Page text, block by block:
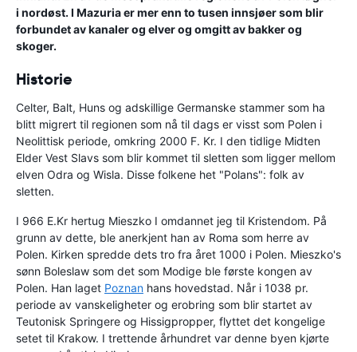
i nordøst. I Mazuria er mer enn to tusen innsjøer som blir
forbundet av kanaler og elver og omgitt av bakker og
skoger.
Historie
Celter, Balt, Huns og adskillige Germanske stammer som ha
blitt migrert til regionen som nå til dags er visst som Polen i
Neolittisk periode, omkring 2000 F. Kr. I den tidlige Midten
Elder Vest Slavs som blir kommet til sletten som ligger mellom
elven Odra og Wisla. Disse folkene het "Polans": folk av
sletten.
I 966 E.Kr hertug Mieszko I omdannet jeg til Kristendom. På
grunn av dette, ble anerkjent han av Roma som herre av
Polen. Kirken spredde dets tro fra året 1000 i Polen. Mieszko's
sønn Boleslaw som det som Modige ble første kongen av
Polen. Han laget Poznan hans hovedstad. Når i 1038 pr.
periode av vanskeligheter og erobring som blir startet av
Teutonisk Springere og Hissigpropper, flyttet det kongelige
setet til Krakow. I trettende århundret var denne byen kjørte